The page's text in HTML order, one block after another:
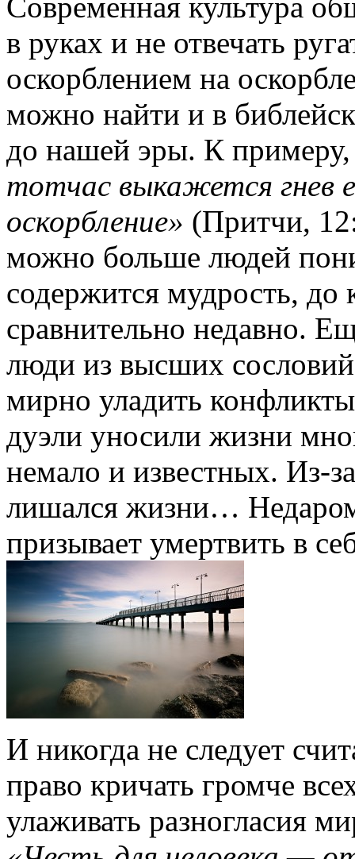
в руках и не отвечать
оскорблением на
можно найти и в
до нашей эры. К примеру,
тотчас выкажется гнев
оскорбление» (Притчи,
можно больше людей
содержится мудрость,
сравнительно недавно.
люди из высших
мирно уладить
дуэли уносили жизни
немало и известных. Из-
лишался жизни…
призывает умертвить в
И никогда не следует
право кричать громче
улаживать разногласия